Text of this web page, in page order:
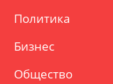
Политика
Бизнес
Общество